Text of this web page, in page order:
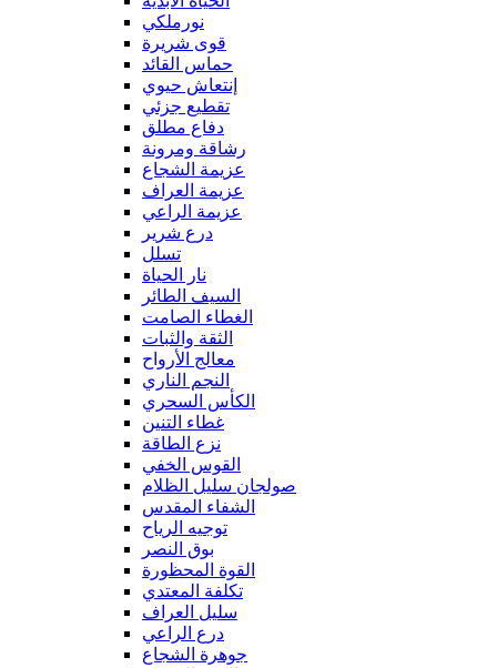
نورملكي
قوى شريرة
حماس القائد
إنتعاش حيوي
تقطيع جزئي
دفاع مطلق
رشاقة ومرونة
عزيمة الشجاع
عزيمة العراف
عزيمة الراعي
درع شرير
تسلل
نار الحياة
السيف الطائر
الغطاء الصامت
الثقة والثبات
معالج الأرواح
النجم الناري
الكأس السحري
غطاء التنين
نزع الطاقة
القوس الخفي
صولجان سليل الظلام
الشفاء المقدس
توجيه الرياح
بوق النصر
القوة المحظورة
تكلفة المعتدي
سليل العراف
درع الراعي
جوهرة الشجاع